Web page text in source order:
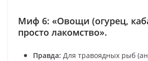
Миф 6: «Овощи (огурец,
просто лакомство».
Правда: Для травоядных рыб